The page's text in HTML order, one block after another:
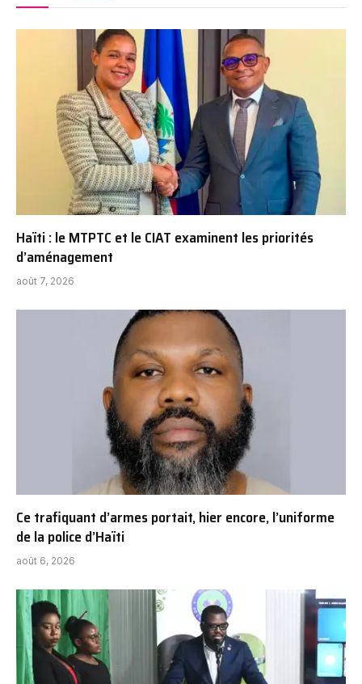
Haïti : le MTPTC et le CIAT examinent les priorités
d’aménagement
août 7, 2026
Ce trafiquant d’armes portait, hier encore, l’uniforme
de la police d’Haïti
août 6, 2026